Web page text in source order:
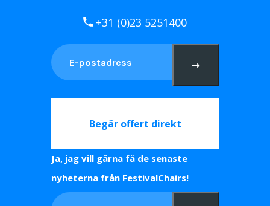
+31 (0)23 5251400
➞
Begär offert direkt
Ja, jag vill gärna få de senaste
nyheterna från FestivalChairs!